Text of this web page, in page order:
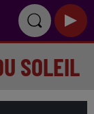
SOLEIL